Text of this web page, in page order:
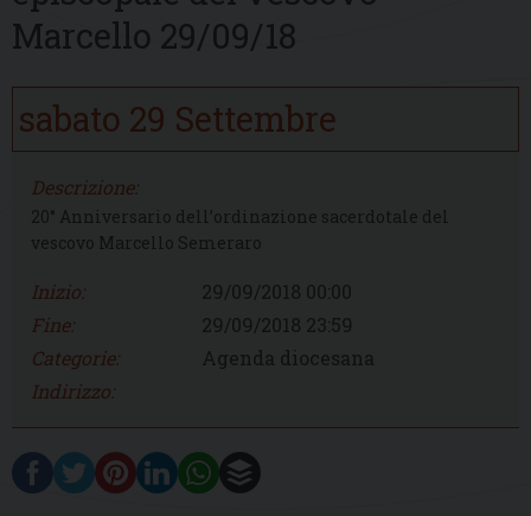
Marcello 29/09/18
sabato 29 Settembre
Descrizione:
20° Anniversario dell’ordinazione sacerdotale del
vescovo Marcello Semeraro
Inizio:
29/09/2018 00:00
Fine:
29/09/2018 23:59
Categorie:
Agenda diocesana
Indirizzo: